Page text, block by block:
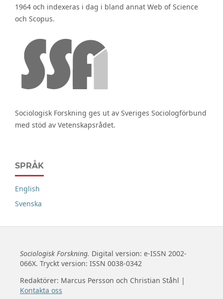
1964 och indexeras i dag i bland annat Web of Science
och Scopus.
Sociologisk Forskning ges ut av Sveriges Sociologförbund
med stöd av Vetenskapsrådet.
SPRÅK
English
Svenska
Sociologisk Forskning. Digital version: e-ISSN 2002-
066X. Tryckt version: ISSN 0038-0342
Redaktörer: Marcus Persson och Christian Ståhl |
Kontakta oss